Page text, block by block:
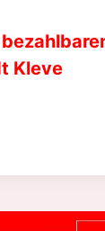
Kleve